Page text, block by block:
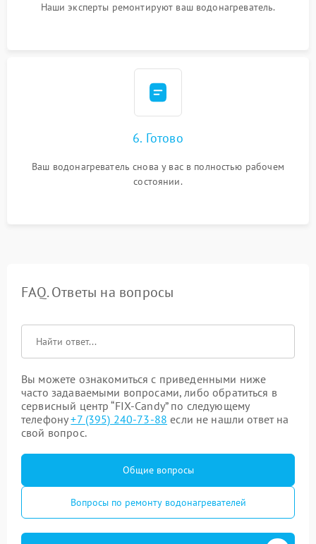
Наши эксперты ремонтируют ваш водонагреватель.
6. Готово
Ваш водонагреватель снова у вас в полностью рабочем
состоянии.
FAQ. Ответы на вопросы
Вы можете ознакомиться с приведенными ниже
часто задаваемыми вопросами, либо обратиться в
сервисный центр “FIX-Candy” по следующему
телефону+7 (395) 240-73-88 если не нашли ответ на
свой вопрос.
Общие вопросы
Вопросы по ремонту водонагревателей